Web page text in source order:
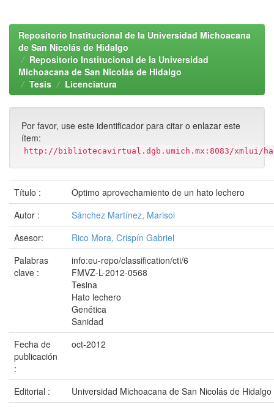
Repositorio Institucional de la Universidad Michoacana
de San Nicolás de Hidalgo
Repositorio Institucional de la Universidad
Michoacana de San Nicolás de Hidalgo
Tesis
Licenciatura
Por favor, use este identificador para citar o enlazar este
ítem:
http://bibliotecavirtual.dgb.umich.mx:8083/xmlui/
Título :
Optimo aprovechamiento de un hato lechero
Autor :
Sánchez Martínez, Marisol
Asesor:
Rico Mora, Crispín Gabriel
Palabras
clave :
info:eu-repo/classification/cti/6
FMVZ-L-2012-0568
Tesina
Hato lechero
Genética
Sanidad
Fecha de
publicación
:
oct-2012
Editorial :
Universidad Michoacana de San Nicolás de Hidalgo